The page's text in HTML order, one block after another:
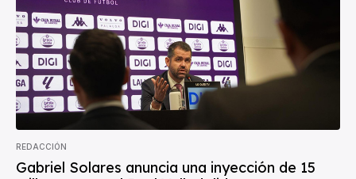
REDACCIÓN
Gabriel Solares anuncia una inyección de 15